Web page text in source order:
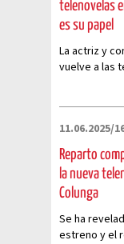
telenovelas
es su papel
La actriz y
vuelve a las
11.06.2025/
Reparto
la nueva
Colunga
Se ha
estreno y el